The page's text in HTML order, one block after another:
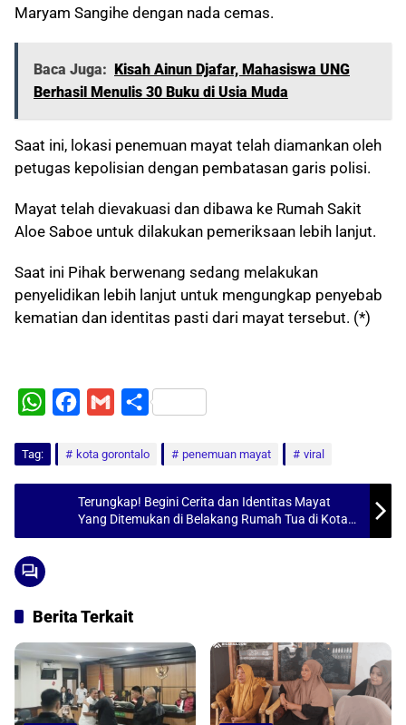
Maryam Sangihe dengan nada cemas.
Baca Juga: Kisah Ainun Djafar, Mahasiswa UNG
Berhasil Menulis 30 Buku di Usia Muda
Saat ini, lokasi penemuan mayat telah diamankan oleh
petugas kepolisian dengan pembatasan garis polisi.
Mayat telah dievakuasi dan dibawa ke Rumah Sakit
Aloe Saboe untuk dilakukan pemeriksaan lebih lanjut.
Saat ini Pihak berwenang sedang melakukan
penyelidikan lebih lanjut untuk mengungkap penyebab
kematian dan identitas pasti dari mayat tersebut. (*)
W
t
A
c
e
b
o
a
i
l
S
a
r
e
Tag: kota gorontalo penemuan mayat viral
Terungkap! Begini Cerita dan Identitas Mayat
Yang Ditemukan di Belakang Rumah Tua di Kota
Gorontalo, Faktanya Mengejutkan
Berita Terkait